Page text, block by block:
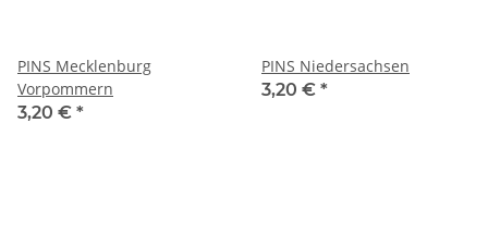
PINS Mecklenburg
Vorpommern
3,20 € *
PINS Niedersachsen
3,20 € *